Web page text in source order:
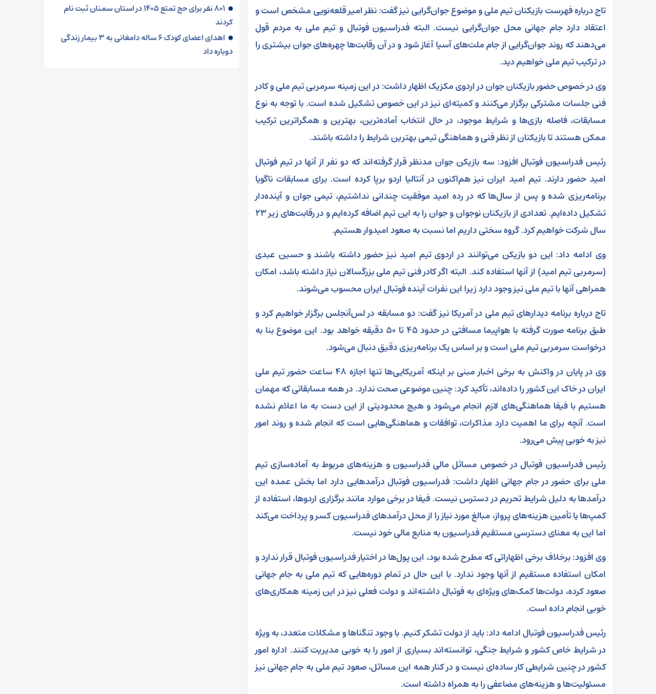
تاج درباره فهرست بازیکنان تیم ملی و موضوع جوان‌گرایی نیز گفت: نظر امیر قلعه‌نویی مشخص است و
اعتقاد دارد جام جهانی محل جوان‌گرایی نیست. البته فدراسیون فوتبال و تیم ملی به مردم قول
می‌دهند که روند جوان‌گرایی از جام ملت‌های آسیا آغاز شود و در آن رقابت‌ها چهره‌های جوان بیشتری را
در ترکیب تیم ملی خواهیم دید.
وی در خصوص حضور بازیکنان جوان در اردوی مکزیک اظهار داشت: در این زمینه سرمربی تیم ملی و کادر
فنی جلسات مشترکی برگزار می‌کنند و کمیته‌ای نیز در این خصوص تشکیل شده است. با توجه به نوع
مسابقات، فاصله بازی‌ها و شرایط موجود، در حال انتخاب آماده‌ترین، بهترین و همگراترین ترکیب
ممکن هستند تا بازیکنان از نظر فنی و هماهنگی تیمی بهترین شرایط را داشته باشند.
رئیس فدراسیون فوتبال افزود: سه بازیکن جوان مدنظر قرار گرفته‌اند که دو نفر از آنها در تیم فوتبال
امید حضور دارند. تیم امید ایران نیز هم‌اکنون در آنتالیا اردو برپا کرده است. برای مسابقات ناگویا
برنامه‌ریزی شده و پس از سال‌ها که در رده امید موفقیت چندانی نداشتیم، تیمی جوان و آینده‌دار
تشکیل داده‌ایم. تعدادی از بازیکنان نوجوان و جوان را به این تیم اضافه کرده‌ایم و در رقابت‌های زیر ۲۳
سال شرکت خواهیم کرد. گروه سختی داریم اما نسبت به صعود امیدوار هستیم.
وی ادامه داد: این دو بازیکن می‌توانند در اردوی تیم امید نیز حضور داشته باشند و حسین عبدی
(سرمربی تیم امید) از آنها استفاده کند. البته اگر کادر فنی تیم ملی بزرگسالان نیاز داشته باشد، امکان
همراهی آنها با تیم ملی نیز وجود دارد زیرا این نفرات آینده فوتبال ایران محسوب می‌شوند.
تاج درباره برنامه دیدارهای تیم ملی در آمریکا نیز گفت: دو مسابقه در لس‌آنجلس برگزار خواهیم کرد و
طبق برنامه صورت گرفته با هواپیما مسافتی در حدود ۴۵ تا ۵۰ دقیقه خواهد بود. این موضوع بنا به
درخواست سرمربی تیم ملی است و بر اساس یک برنامه‌ریزی دقیق دنبال می‌شود.
وی در پایان در واکنش به برخی اخبار مبنی بر اینکه آمریکایی‌ها تنها اجازه ۴۸ ساعت حضور تیم ملی
ایران در خاک این کشور را داده‌اند، تأکید کرد: چنین موضوعی صحت ندارد. در همه مسابقاتی که مهمان
هستیم با فیفا هماهنگی‌های لازم انجام می‌شود و هیچ محدودیتی از این دست به ما اعلام نشده
است. آنچه برای ما اهمیت دارد مذاکرات، توافقات و هماهنگی‌هایی است که انجام شده و روند امور
نیز به خوبی پیش می‌رود.
رئیس فدراسیون فوتبال در خصوص مسائل مالی فدراسیون و هزینه‌های مربوط به آماده‌سازی تیم
ملی برای حضور در جام جهانی اظهار داشت: فدراسیون فوتبال درآمدهایی دارد اما بخش عمده این
درآمدها به دلیل شرایط تحریم در دسترس نیست. فیفا در برخی موارد مانند برگزاری اردوها، استفاده از
کمپ‌ها یا تأمین هزینه‌های پرواز، مبالغ مورد نیاز را از محل درآمدهای فدراسیون کسر و پرداخت می‌کند
اما این به معنای دسترسی مستقیم فدراسیون به منابع مالی خود نیست.
وی افزود: برخلاف برخی اظهاراتی که مطرح شده بود، این پول‌ها در اختیار فدراسیون فوتبال قرار ندارد و
امکان استفاده مستقیم از آنها وجود ندارد. با این حال در تمام دوره‌هایی که تیم ملی به جام جهانی
صعود کرده، دولت‌ها کمک‌های ویژه‌ای به فوتبال داشته‌اند و دولت فعلی نیز در این زمینه همکاری‌های
خوبی انجام داده است.
رئیس فدراسیون فوتبال ادامه داد: باید از دولت تشکر کنیم. با وجود تنگناها و مشکلات متعدد، به ویژه
در شرایط خاص کشور و شرایط جنگی، توانسته‌اند بسیاری از امور را به خوبی مدیریت کنند. اداره امور
کشور در چنین شرایطی کار ساده‌ای نیست و در کنار همه این مسائل، صعود تیم ملی به جام جهانی نیز
مسئولیت‌ها و هزینه‌های مضاعفی را به همراه داشته است.
۸۰۱ نفر برای حج تمتع ۱۴۰۵ در استان سمنان ثبت نام
کردند
اهدای اعضای کودک ۶ ساله دامغانی به ۳ بیمار زندگی
دوباره داد